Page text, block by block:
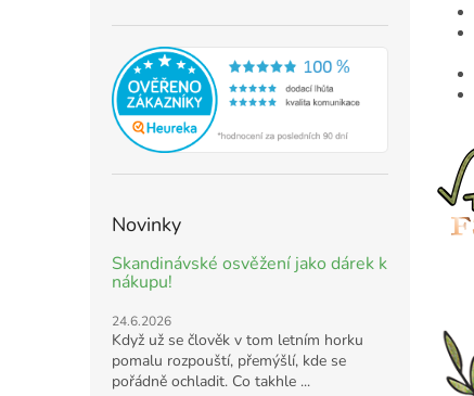
Novinky
Skandinávské osvěžení jako dárek k
nákupu!
24.6.2026
Když už se člověk v tom letním horku
pomalu rozpouští, přemýšlí, kde se
pořádně ochladit. Co takhle ...